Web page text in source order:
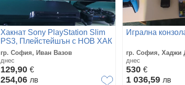
Хакнат Sony PlayStation Slim
PS3, Плейстейшън с НОВ ХАК
и с МНОГО ИГРИ Minecraft
Mario GTA NFS
гр. София, Иван Вазов
днес
129,90 €
254,06 лв
Игрална
гр. София, Хаджи
днес
530 €
1 036,59 лв